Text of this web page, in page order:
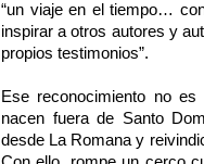
“un viaje en el tiempo…
inspirar a otros autores y
propios testimonios”.
Ese reconocimiento no
nacen fuera de Santo
desde La Romana y